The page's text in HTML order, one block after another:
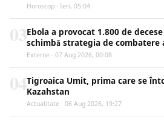
Horoscop · Ieri, 05:04
Ebola a provocat 1.800 de
schimbă strategia de combatere
Externe · 07 Aug 2026, 00:08
Tigroaica Umit, prima care se
Kazahstan
Actualitate · 06 Aug 2026, 19:27